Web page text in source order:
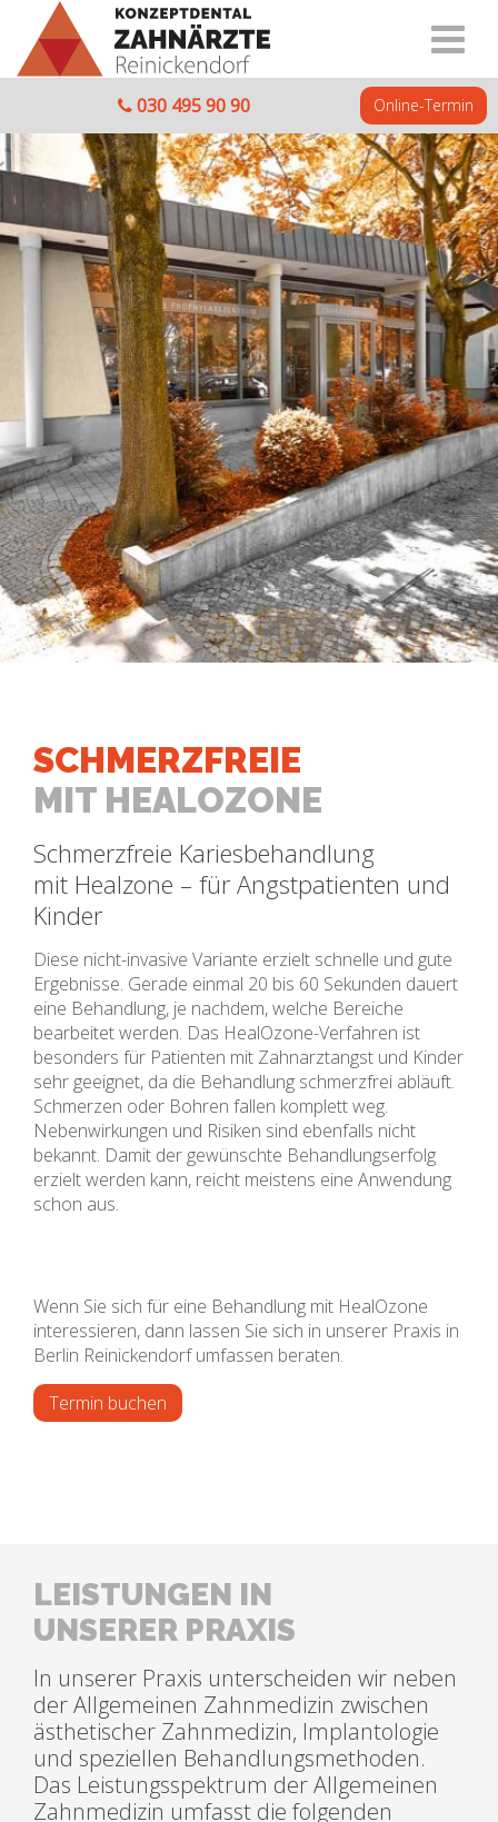
030 495 90 90 Online-Termin
SCHMERZFREIE
MIT HEALOZONE
Schmerzfreie Kariesbehandlung
mit Healzone – für Angstpatienten und
Kinder
Diese nicht-invasive Variante erzielt schnelle und gute
Ergebnisse. Gerade einmal 20 bis 60 Sekunden dauert
eine Behandlung, je nachdem, welche Bereiche
bearbeitet werden. Das HealOzone-Verfahren ist
besonders für Patienten mit Zahnarztangst und Kinder
sehr geeignet, da die Behandlung schmerzfrei abläuft.
Schmerzen oder Bohren fallen komplett weg.
Nebenwirkungen und Risiken sind ebenfalls nicht
bekannt. Damit der gewünschte Behandlungserfolg
erzielt werden kann, reicht meistens eine Anwendung
schon aus.
Wenn Sie sich für eine Behandlung mit HealOzone
interessieren, dann lassen Sie sich in unserer Praxis in
Berlin Reinickendorf umfassen beraten.
Termin buchen
LEISTUNGEN IN
UNSERER PRAXIS
In unserer Praxis unterscheiden wir neben
der Allgemeinen Zahnmedizin zwischen
ästhetischer Zahnmedizin, Implantologie
und speziellen Behandlungsmethoden.
Das Leistungsspektrum der Allgemeinen
Zahnmedizin umfasst die folgenden